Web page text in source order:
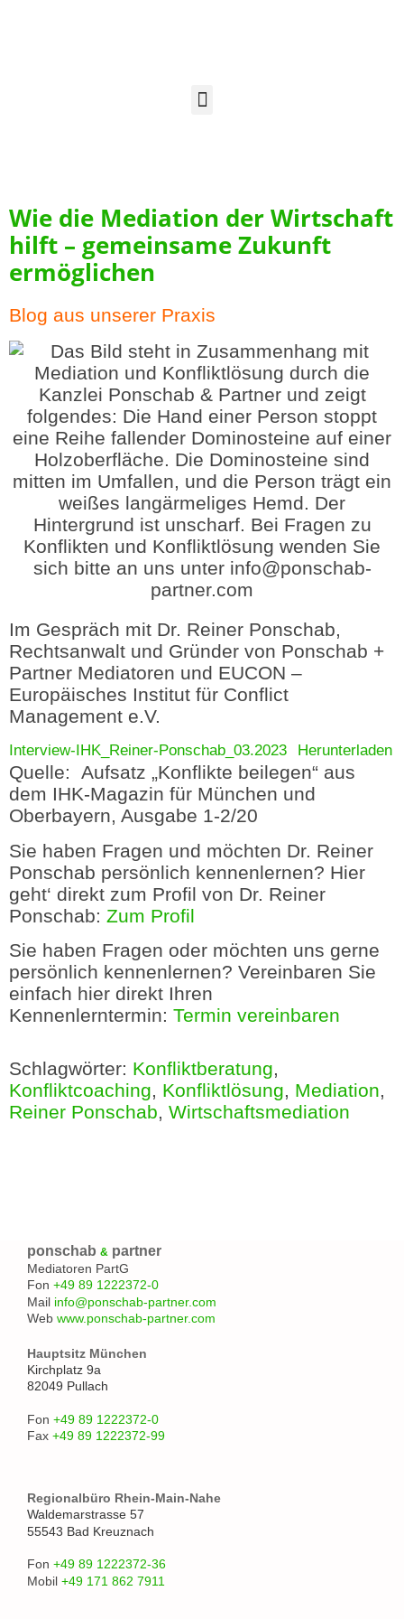
Wie die Mediation der Wirtschaft
hilft – gemeinsame Zukunft
ermöglichen
Blog aus unserer Praxis
Im Gespräch mit Dr. Reiner Ponschab,
Rechtsanwalt und Gründer von Ponschab +
Partner Mediatoren und EUCON –
Europäisches Institut für Conflict
Management e.V.
Interview-IHK_Reiner-Ponschab_03.2023 Herunterladen
Quelle: Aufsatz „Konflikte beilegen“ aus
dem IHK-Magazin für München und
Oberbayern, Ausgabe 1-2/20
Sie haben Fragen und möchten Dr. Reiner
Ponschab persönlich kennenlernen? Hier
geht‘ direkt zum Profil von Dr. Reiner
Ponschab: Zum Profil
Sie haben Fragen oder möchten uns gerne
persönlich kennenlernen? Vereinbaren Sie
einfach hier direkt Ihren
Kennenlerntermin: Termin vereinbaren
Schlagwörter: Konfliktberatung
Konfliktcoaching
Konfliktlösung Mediation
Reiner Ponschab Wirtschaftsmediation
ponschab & partner
Mediatoren PartG
Fon +49 89 1222372-0
Mail info@ponschab-partner.com
Web www.ponschab-partner.com
Hauptsitz München
Kirchplatz 9a
82049 Pullach
Fon +49 89 1222372-0
Fax +49 89 1222372-99
Regionalbüro Rhein-Main-Nahe
Waldemarstrasse 57
55543 Bad Kreuznach
Fon +49 89 1222372-36
Mobil +49 171 862 7911